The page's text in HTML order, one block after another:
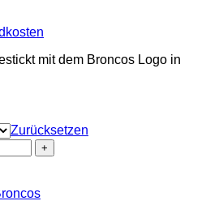
mit dem Broncos Logo in
Zurücksetzen